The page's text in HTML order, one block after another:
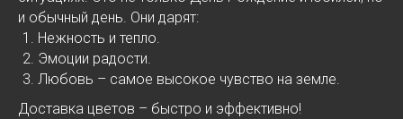
и обычный день. Они дарят:
Нежность и тепло.
Эмоции радости.
Любовь – самое высокое чувство на земле.
Доставка цветов – быстро и эффективно!